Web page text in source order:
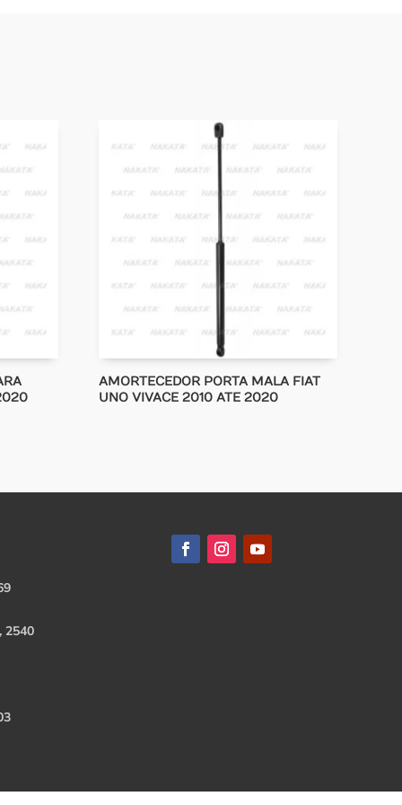
AMORTECEDOR PORTA MALA FIAT
UNO VIVACE 2010 ATE 2020
2540